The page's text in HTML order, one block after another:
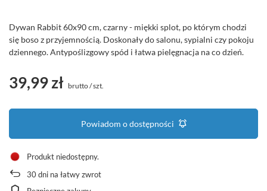
Dywan Rabbit 60x90 cm, czarny - miękki splot, po którym chodzi
się boso z przyjemnością. Doskonały do salonu, sypialni czy pokoju
dziennego. Antypoślizgowy spód i łatwa pielęgnacja na co dzień.
39,99 zł brutto/szt.
Powiadom o dostępności
Produkt niedostępny
30dni na łatwy zwrot